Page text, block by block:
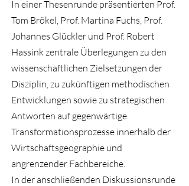
In einer Thesenrunde präsentierten Prof.
Tom Brökel, Prof. Martina Fuchs, Prof.
Johannes Glückler und Prof. Robert
Hassink zentrale Überlegungen zu den
wissenschaftlichen Zielsetzungen der
Disziplin, zu zukünftigen methodischen
Entwicklungen sowie zu strategischen
Antworten auf gegenwärtige
Transformationsprozesse innerhalb der
Wirtschaftsgeographie und
angrenzender Fachbereiche.
In der anschließenden Diskussionsrunde